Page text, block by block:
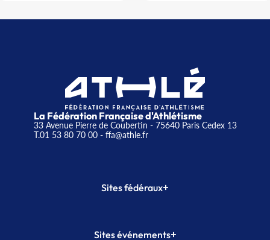
La Fédération Française d'Athlétisme
33 Avenue Pierre de Coubertin - 75640 Paris Cedex 13
T.01 53 80 70 00- ffa@athle.fr
Sites fédéraux+
Sites événements+